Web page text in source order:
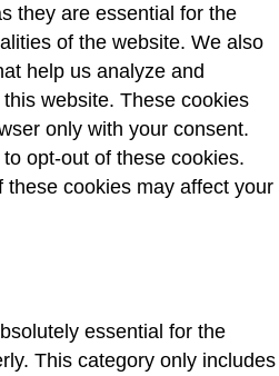
they are essential for the
of the website. We also
help us analyze and
website. These cookies
only with your consent.
opt-out of these cookies.
these cookies may affect your
essential for the
This category only includes